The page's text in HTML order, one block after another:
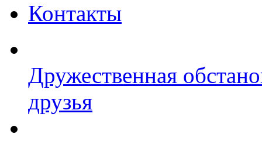
Контакты
Дружественная
друзья